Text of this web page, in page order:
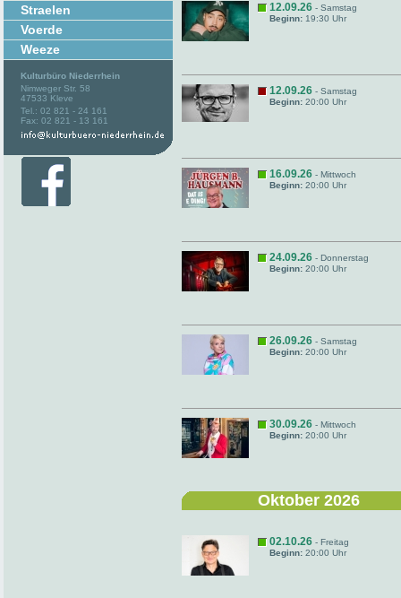
Straelen
Voerde
Weeze
Kulturbüro Niederrhein
Nimweger Str. 58
47533 Kleve
Tel.: 02 821 - 24 161
Fax: 02 821 - 13 161
12.09.26 - Samstag
Beginn: 19:30 Uhr
12.09.26 - Samstag
Beginn: 20:00 Uhr
16.09.26 - Mittwoch
Beginn: 20:00 Uhr
24.09.26 - Donnerstag
Beginn: 20:00 Uhr
26.09.26 - Samstag
Beginn: 20:00 Uhr
30.09.26 - Mittwoch
Beginn: 20:00 Uhr
Oktober 2026
02.10.26 - Freitag
Beginn: 20:00 Uhr